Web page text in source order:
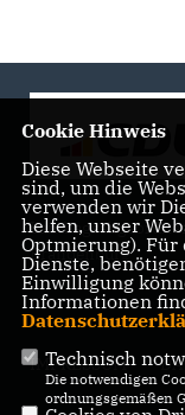
Brandenburg
IMPRESSUM
Cookie Hinweis
Diese Webseite
sind, um die
verwenden wir
helfen, unser
Optmierung).
Dienste,
Einwilligung
Informationen
Technisch
Die notwendigen
ordnungsgemäßen